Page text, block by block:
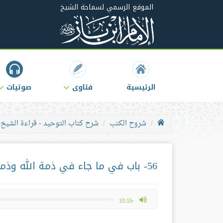
الموقع الرسمي لسماحة الشيخ
الرئيسية فتاوى صوتيات
شروح الكتب شرح كتاب التوحيد - قراءة
56- باب في ما جاء في ذمة الله وذمة نبيه
-10:15
max volume